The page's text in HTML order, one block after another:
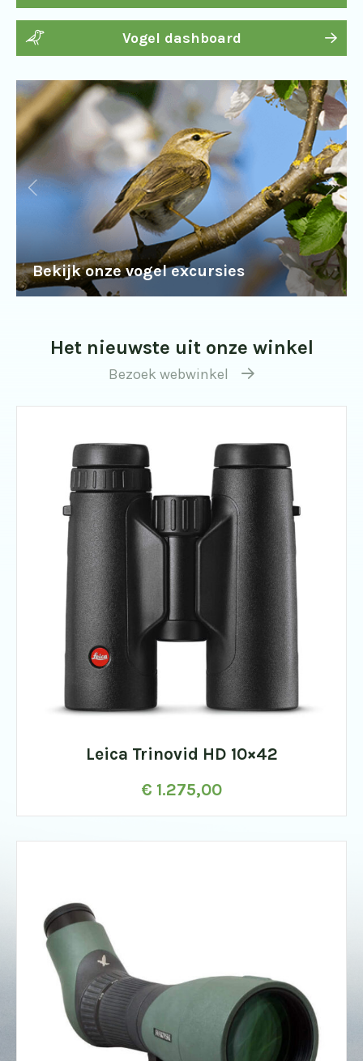
Vogel dashboard
Bekijk onze vogel excursies
Het nieuwste uit onze winkel
Bezoek webwinkel
Leica Trinovid HD 10×42
€ 1.275,00